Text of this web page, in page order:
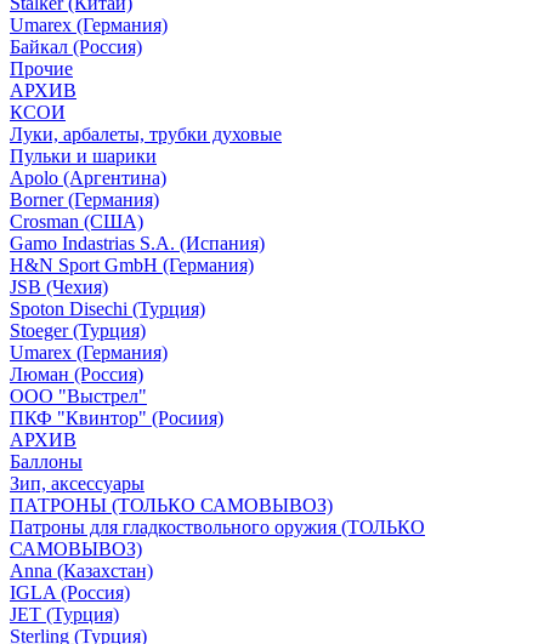
Umarex (Германия)
Байкал (Россия)
Прочие
АРХИВ
КСОИ
Луки, арбалеты, трубки духовые
Пульки и шарики
Apolo (Аргентина)
Borner (Германия)
Crosman (США)
Gamo Indastrias S.A. (Испания)
H&N Sport GmbH (Германия)
JSB (Чехия)
Spoton Disechi (Турция)
Stoeger (Турция)
Umarex (Германия)
Люман (Россия)
ООО "Выстрел"
ПКФ "Квинтор" (Росиия)
АРХИВ
Баллоны
Зип, аксессуары
ПАТРОНЫ (ТОЛЬКО САМОВЫВОЗ)
Патроны для гладкоствольного оружия (ТОЛЬКО
САМОВЫВОЗ)
Anna (Казахстан)
IGLA (Россия)
JET (Турция)
Sterling (Турция)